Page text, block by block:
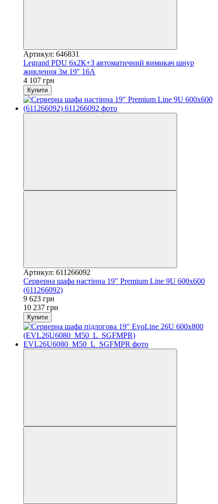
Артикул: 646831
Legrand PDU 6x2К+З автоматичний вимикач шнур
живлення 3м 19'' 16А
4 107 грн
Купити
Артикул: 611266092
Серверна шафа настінна 19" Premium Line 9U 600x600
(611266092)
9 623 грн
10 237 грн
Купити